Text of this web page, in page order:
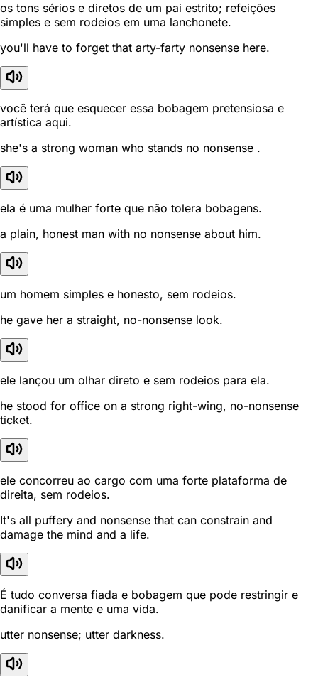
os tons sérios e diretos de um pai estrito; refeições
simples e sem rodeios em uma lanchonete.
you'll have to forget that arty-farty nonsense here.
você terá que esquecer essa bobagem pretensiosa e
artística aqui.
she's a strong woman who stands no nonsense .
ela é uma mulher forte que não tolera bobagens.
a plain, honest man with no nonsense about him.
um homem simples e honesto, sem rodeios.
he gave her a straight, no-nonsense look.
ele lançou um olhar direto e sem rodeios para ela.
he stood for office on a strong right-wing, no-nonsense
ticket.
ele concorreu ao cargo com uma forte plataforma de
direita, sem rodeios.
It's all puffery and nonsense that can constrain and
damage the mind and a life.
É tudo conversa fiada e bobagem que pode restringir e
danificar a mente e uma vida.
utter nonsense; utter darkness.